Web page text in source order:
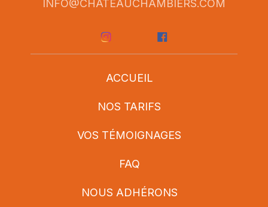
INFO@CHATEAUCHAMBIERS.COM
ACCUEIL
NOS TARIFS
VOS TÉMOIGNAGES
FAQ
NOUS ADHÉRONS